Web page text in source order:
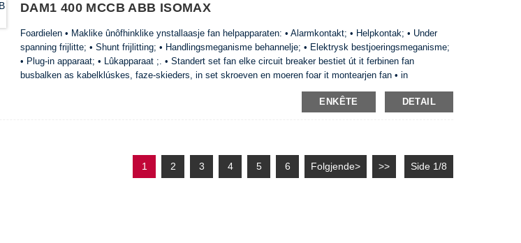
DAM1 400 MCCB ABB ISOMAX
Foardielen • Maklike ûnôfhinklike ynstallaasje fan helpapparaten: • Alarmkontakt; • Helpkontak; • Under
spanning frijlitte; • Shunt frijlitting; • Handlingsmeganisme behannelje; • Elektrysk bestjoeringsmeganisme;
• Plug-in apparaat; • Lûkapparaat ;. • Standert set fan elke circuit breaker bestiet út it ferbinen fan
busbalken as kabelklúskes, faze-skieders, in set skroeven en moeren foar it montearjen fan • in
ynstallaasjepaniel. • Mei help fan spesjale klemmen kinne 125 en 160 ienheden ynstalleare wurde op • in
ENKÊTE DETAIL
1 2 3 4 5 6 Folgjende> >> Side 1/8